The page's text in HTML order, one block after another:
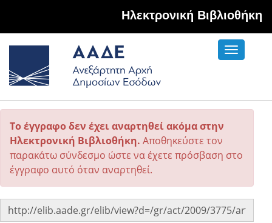
Hλεκτρονική Βιβλιοθήκη
Toggle
Το έγγραφο δεν έχει αναρτηθεί ακόμα στην
Ηλεκτρονική Βιβλιοθήκη. Αποθηκεύστε τον
παρακάτω σύνδεσμο ώστε να έχετε πρόσβαση στο
έγγραφο αυτό όταν αναρτηθεί.